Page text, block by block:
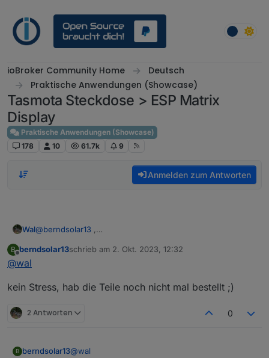
ioBroker Community Home
Deutsch
Praktische Anwendungen (Showcase)
Tasmota Steckdose > ESP Matrix
Display
Praktische Anwendungen (Showcase)
178
10 61.7k 9
Anmelden zum Antworten
Wal@berndsolar13
ein Testaufbau.
B
Offline
berndsolar13schrieb am 2. Okt. 2023, 12:32
zuletzt editiert von
@wal
kein Stress, hab die Teile noch nicht mal bestellt ;)
2 Antworten 0
B berndsolar13@wal